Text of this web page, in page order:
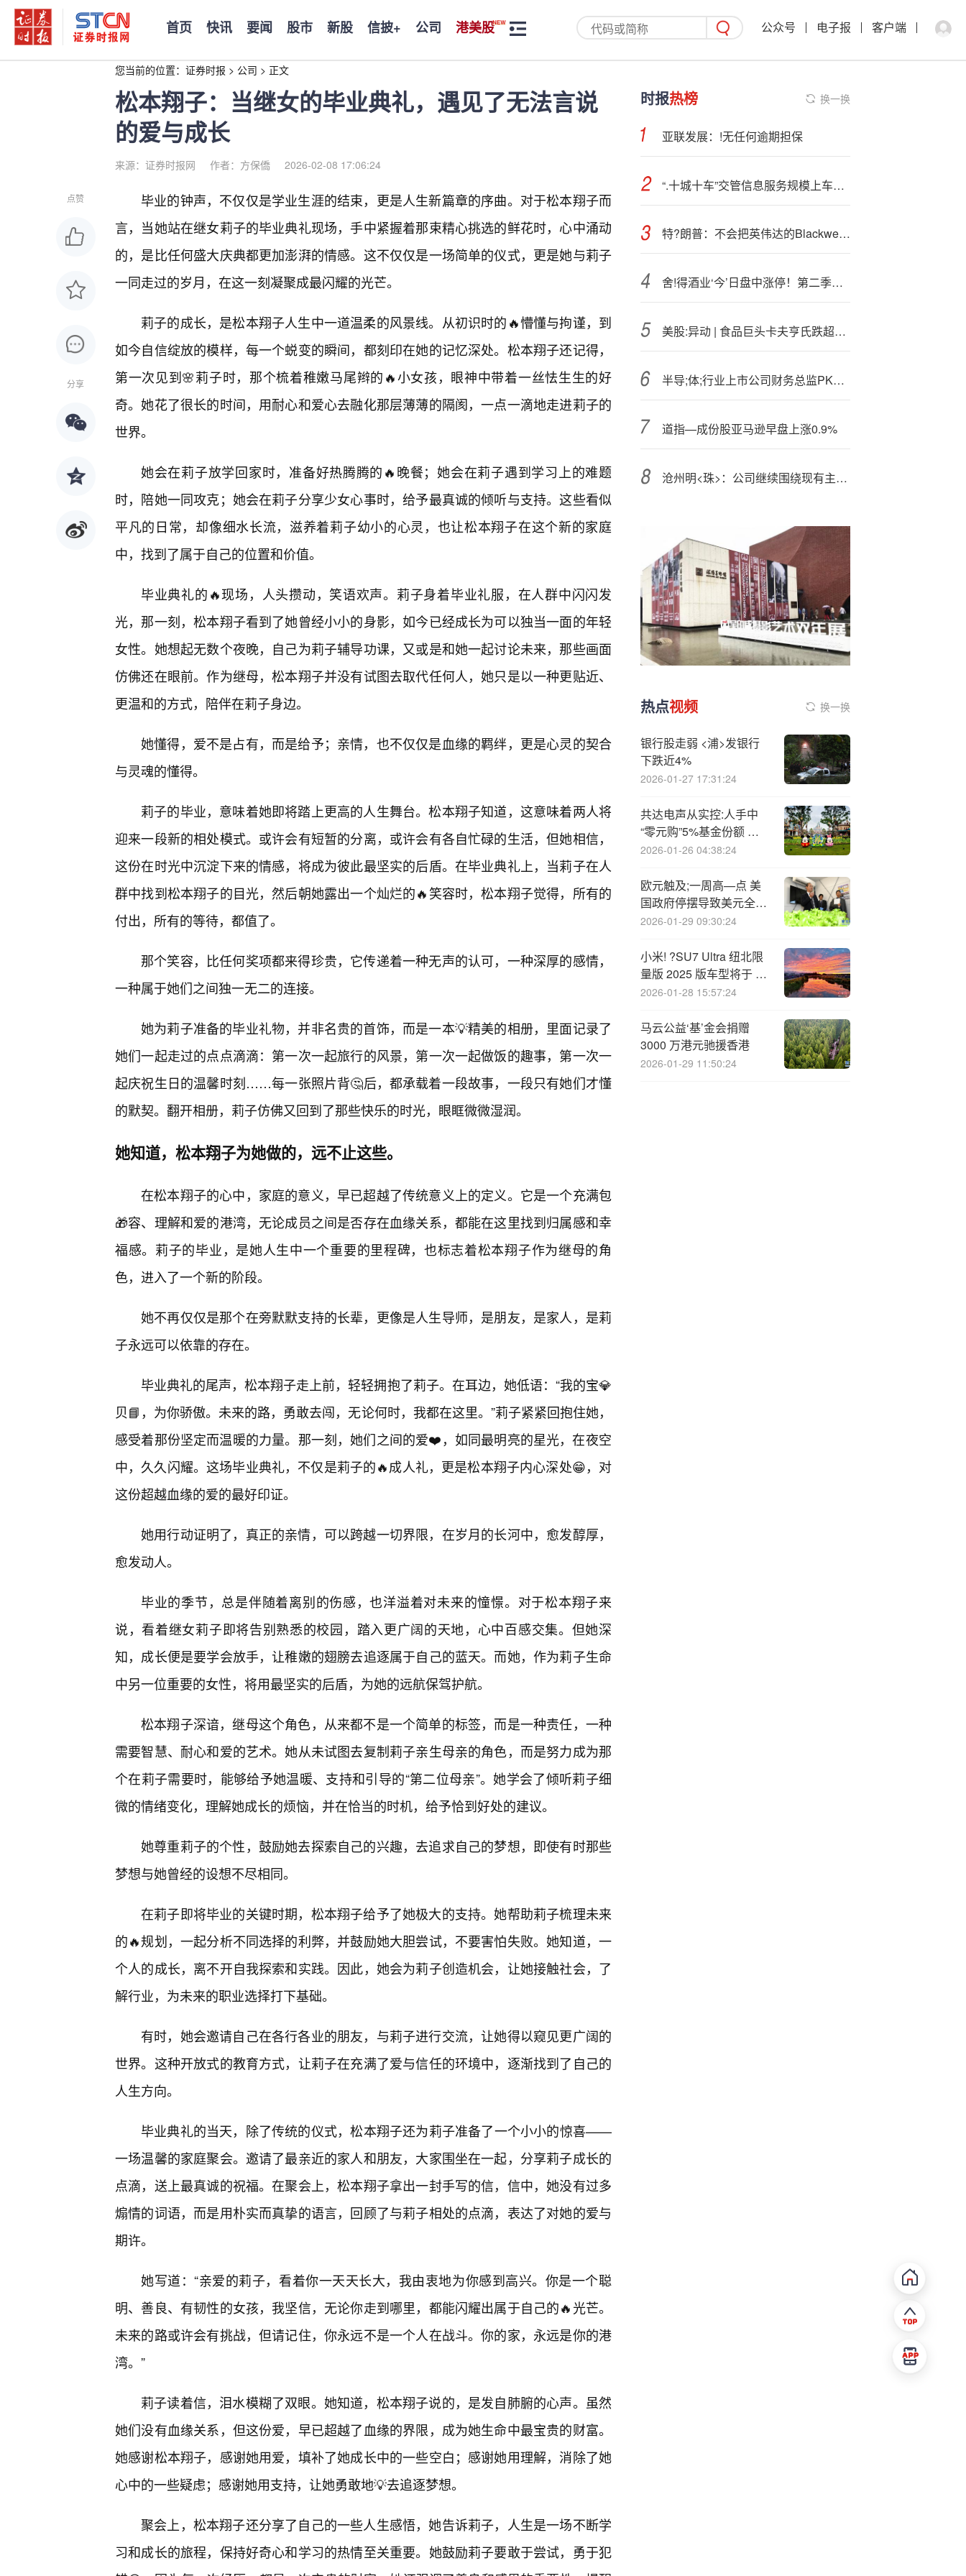
首页 快讯 要闻 股市 新股 信披+ 公司 港美股 公众号 电子报 客户端
您当前的位置： 证券时报 > 公司 > 正文
松本翔子：当继女的毕业典礼，遇见了无法言说
的爱与成长
来源：证券时报网 作者：方保僑 2026-02-08 17:06:24
点赞
分享
毕业的钟声，不仅仅是学业生涯的结束，更是人生新篇章的序曲。对于松本翔子而
言，当她站在继女莉子的毕业典礼现场，手中紧握着那束精心挑选的鲜花时，心中涌动
的，是比任何盛大庆典都更加澎湃的情感。这不仅仅是一场简单的仪式，更是她与莉子
一同走过的岁月，在这一刻凝聚成最闪耀的光芒。
莉子的成长，是松本翔子人生中一道温柔的风景线。从初识时的🔥懵懂与拘谨，到
如今自信绽放的模样，每一个蜕变的瞬间，都刻印在她的记忆深处。松本翔子还记得，
第一次见到🌸莉子时，那个梳着稚嫩马尾辫的🔥小女孩，眼神中带着一丝怯生生的好
奇。她花了很长的时间，用耐心和爱心去融化那层薄薄的隔阂，一点一滴地走进莉子的
世界。
她会在莉子放学回家时，准备好热腾腾的🔥晚餐；她会在莉子遇到学习上的难题
时，陪她一同攻克；她会在莉子分享少女心事时，给予最真诚的倾听与支持。这些看似
平凡的日常，却像细水长流，滋养着莉子幼小的心灵，也让松本翔子在这个新的家庭
中，找到了属于自己的位置和价值。
毕业典礼的🔥现场，人头攒动，笑语欢声。莉子身着毕业礼服，在人群中闪闪发
光，那一刻，松本翔子看到了她曾经小小的身影，如今已经成长为可以独当一面的年轻
女性。她想起无数个夜晚，自己为莉子辅导功课，又或是和她一起讨论未来，那些画面
仿佛还在眼前。作为继母，松本翔子并没有试图去取代任何人，她只是以一种更贴近、
更温和的方式，陪伴在莉子身边。
她懂得，爱不是占有，而是给予；亲情，也不仅仅是血缘的羁绊，更是心灵的契合
与灵魂的懂得。
莉子的毕业，意味着她即将踏上更高的人生舞台。松本翔子知道，这意味着两人将
迎来一段新的相处模式。或许会有短暂的分离，或许会有各自忙碌的生活，但她相信，
这份在时光中沉淀下来的情感，将成为彼此最坚实的后盾。在毕业典礼上，当莉子在人
群中找到松本翔子的目光，然后朝她露出一个灿烂的🔥笑容时，松本翔子觉得，所有的
付出，所有的等待，都值了。
那个笑容，比任何奖项都来得珍贵，它传递着一种无声的认可，一种深厚的感情，
一种属于她们之间独一无二的连接。
她为莉子准备的毕业礼物，并非名贵的首饰，而是一本💡精美的相册，里面记录了
她们一起走过的点点滴滴：第一次一起旅行的风景，第一次一起做饭的趣事，第一次一
起庆祝生日的温馨时刻……每一张照片背🤔后，都承载着一段故事，一段只有她们才懂
的默契。翻开相册，莉子仿佛又回到了那些快乐的时光，眼眶微微湿润。
她知道，松本翔子为她做的，远不止这些。
在松本翔子的心中，家庭的意义，早已超越了传统意义上的定义。它是一个充满包
🎁容、理解和爱的港湾，无论成员之间是否存在血缘关系，都能在这里找到归属感和幸
福感。莉子的毕业，是她人生中一个重要的里程碑，也标志着松本翔子作为继母的角
色，进入了一个新的阶段。
她不再仅仅是那个在旁默默支持的长辈，更像是人生导师，是朋友，是家人，是莉
子永远可以依靠的存在。
毕业典礼的尾声，松本翔子走上前，轻轻拥抱了莉子。在耳边，她低语：“我的宝💎
贝📘，为你骄傲。未来的路，勇敢去闯，无论何时，我都在这里。”莉子紧紧回抱住她，
感受着那份坚定而温暖的力量。那一刻，她们之间的爱❤️，如同最明亮的星光，在夜空
中，久久闪耀。这场毕业典礼，不仅是莉子的🔥成人礼，更是松本翔子内心深处😁，对
这份超越血缘的爱的最好印证。
她用行动证明了，真正的亲情，可以跨越一切界限，在岁月的长河中，愈发醇厚，
愈发动人。
毕业的季节，总是伴随着离别的伤感，也洋溢着对未来的憧憬。对于松本翔子来
说，看着继女莉子即将告别熟悉的校园，踏入更广阔的天地，心中百感交集。但她深
知，成长便是要学会放手，让稚嫩的翅膀去追逐属于自己的蓝天。而她，作为莉子生命
中另一位重要的女性，将用最坚实的后盾，为她的远航保驾护航。
松本翔子深谙，继母这个角色，从来都不是一个简单的标签，而是一种责任，一种
需要智慧、耐心和爱的艺术。她从未试图去复制莉子亲生母亲的角色，而是努力成为那
个在莉子需要时，能够给予她温暖、支持和引导的“第二位母亲”。她学会了倾听莉子细
微的情绪变化，理解她成长的烦恼，并在恰当的时机，给予恰到好处的建议。
她尊重莉子的个性，鼓励她去探索自己的兴趣，去追求自己的梦想，即使有时那些
梦想与她曾经的设想不尽相同。
在莉子即将毕业的关键时期，松本翔子给予了她极大的支持。她帮助莉子梳理未来
的🔥规划，一起分析不同选择的利弊，并鼓励她大胆尝试，不要害怕失败。她知道，一
个人的成长，离不开自我探索和实践。因此，她会为莉子创造机会，让她接触社会，了
解行业，为未来的职业选择打下基础。
有时，她会邀请自己在各行各业的朋友，与莉子进行交流，让她得以窥见更广阔的
世界。这种开放式的教育方式，让莉子在充满了爱与信任的环境中，逐渐找到了自己的
人生方向。
毕业典礼的当天，除了传统的仪式，松本翔子还为莉子准备了一个小小的惊喜——
一场温馨的家庭聚会。邀请了最亲近的家人和朋友，大家围坐在一起，分享莉子成长的
点滴，送上最真诚的祝福。在聚会上，松本翔子拿出一封手写的信，信中，她没有过多
煽情的词语，而是用朴实而真挚的语言，回顾了与莉子相处的点滴，表达了对她的爱与
期许。
她写道：“亲爱的莉子，看着你一天天长大，我由衷地为你感到高兴。你是一个聪
明、善良、有韧性的女孩，我坚信，无论你走到哪里，都能闪耀出属于自己的🔥光芒。
未来的路或许会有挑战，但请记住，你永远不是一个人在战斗。你的家，永远是你的港
湾。”
莉子读着信，泪水模糊了双眼。她知道，松本翔子说的，是发自肺腑的心声。虽然
她们没有血缘关系，但这份爱，早已超越了血缘的界限，成为她生命中最宝贵的财富。
她感谢松本翔子，感谢她用爱，填补了她成长中的一些空白；感谢她用理解，消除了她
心中的一些疑虑；感谢她用支持，让她勇敢地💡去追逐梦想。
聚会上，松本翔子还分享了自己的一些人生感悟，她告诉莉子，人生是一场不断学
习和成长的旅程，保持好奇心和学习的热情至关重要。她鼓励莉子要敢于尝试，勇于犯
时报热榜 换一换
亚联发展：!无任何逾期担保
“.十城十车”交管信息服务规模上车应用合作发布，上汽、东风、长安、奥迪、吉利、零跑等在列
特?朗普：不会把英伟达的Blackwell芯片给“其他人”
舍!得酒业‘今’日盘中涨停！第二季度市场现筑底迹象
美股:异动 | 食品巨头卡夫亨氏跌超5%，巴菲特称伯克希尔对其分拆表示失望
半导;体;行业上市公司财务总监PK：华峰测控CFO黄颖年龄最小，仅为33岁，2023年末开始任职
道指—成份股亚马逊早盘上涨0.9%
沧州明<珠>：公司继续围绕现有主业积极布局并寻求利润增长点
热点视频 换一换
银行股走弱 <浦>发银行
下跌近4%
2026-01-27 17:31:24
共达电声从实控:人手中
“零元购”5%基金份额 加
仓韦豪半导体基金至25%
2026-01-26 04:38:24
欧元触及;一周高—点 美
国政府停摆导致美元全线
下跌
2026-01-29 09:30:24
小米! ?SU7 Ultra 纽北限
量版 2025 版车型将于 8
月 29 日成都车展开启线
元
2026-01-28 15:57:24
马云公益‘基’金会捐赠
3000 万港元驰援香港
2026-01-29 11:50:24